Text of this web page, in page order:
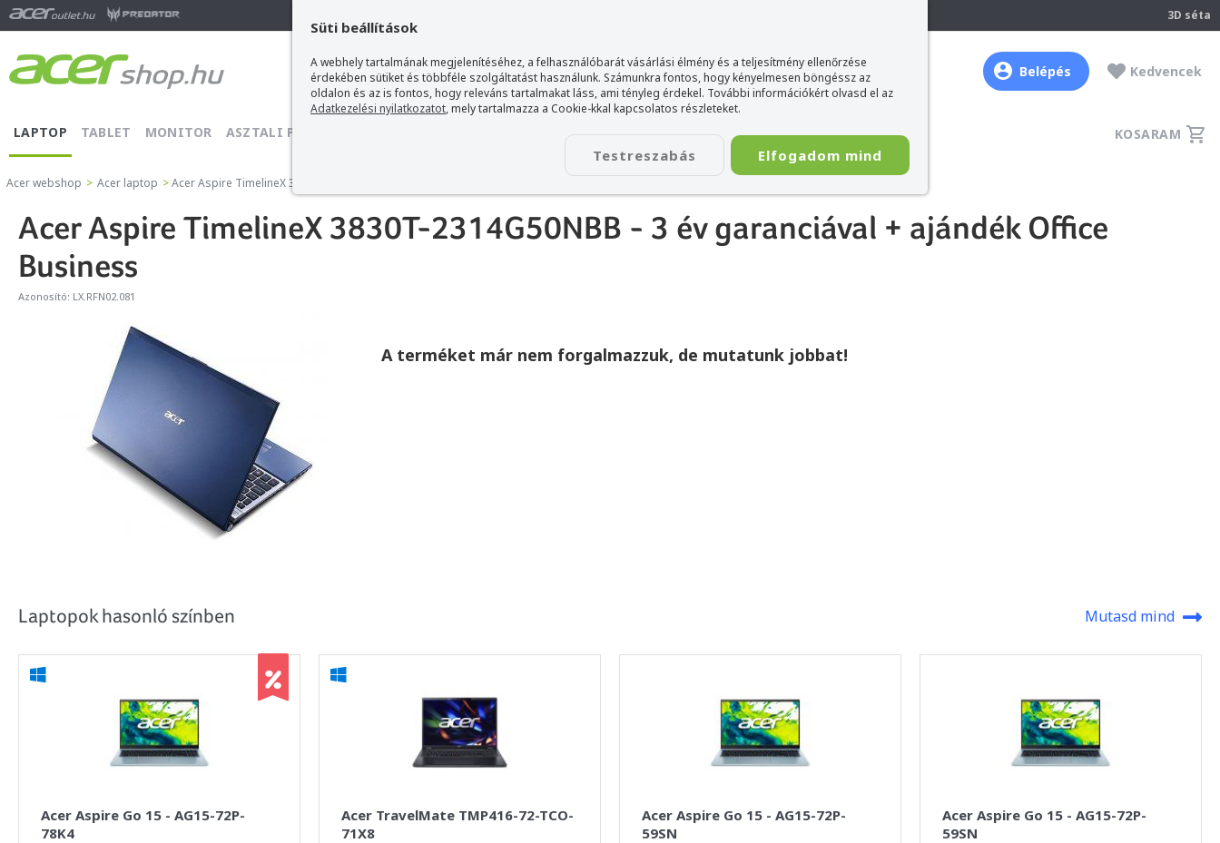
Süti beállítások
A webhely tartalmának megjelenítéséhez, a felhasználóbarát vásárlási élmény és a teljesítmény ellenőrzése
érdekében sütiket és többféle szolgáltatást használunk. Számunkra fontos, hogy kényelmesen böngéssz az
oldalon és az is fontos, hogy releváns tartalmakat láss, ami tényleg érdekel. További információkért olvasd el az
Adatkezelési nyilatkozatot, mely tartalmazza a Cookie-kkal kapcsolatos részleteket.
Testreszabás Elfogadom mind
3D séta
Belépés Kedvencek
LAPTOP TABLET MONITOR ASZTALI PC KIEGÉSZÍTŐ KAPCSOLAT KOSARAM
Acer webshop > Acer laptop >Acer Aspire TimelineX 3830T-2314G50NBB - 3 év garanciával + ajándék Office Business
Acer Aspire TimelineX 3830T-2314G50NBB - 3 év garanciával + ajándék Office
Business
Azonosító: LX.RFN02.081
A terméket már nem forgalmazzuk, de mutatunk jobbat!
Laptopok hasonló színben Mutasd mind
Acer Aspire Go 15 - AG15-72P-
78K4
Acer TravelMate TMP416-72-TCO-
71X8
Acer Aspire Go 15 - AG15-72P-
59SN
Acer Aspire Go 15 - AG15-72P-
59SN